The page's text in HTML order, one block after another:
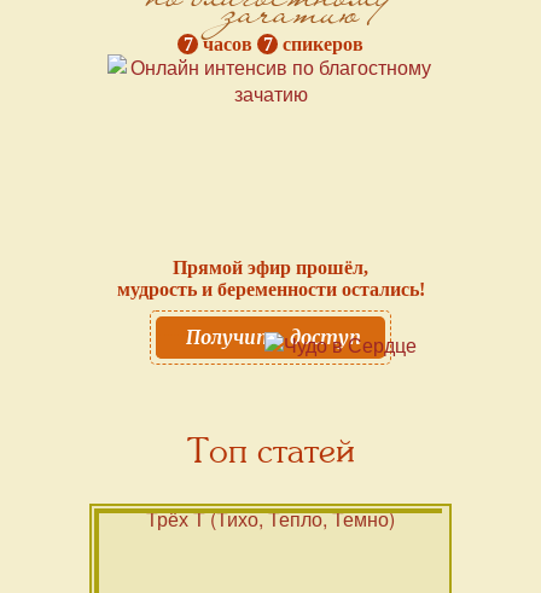
7 часов 7 спикеров
Прямой эфир прошёл,
мудрость и беременности остались!
Получить доступ
Топ статей